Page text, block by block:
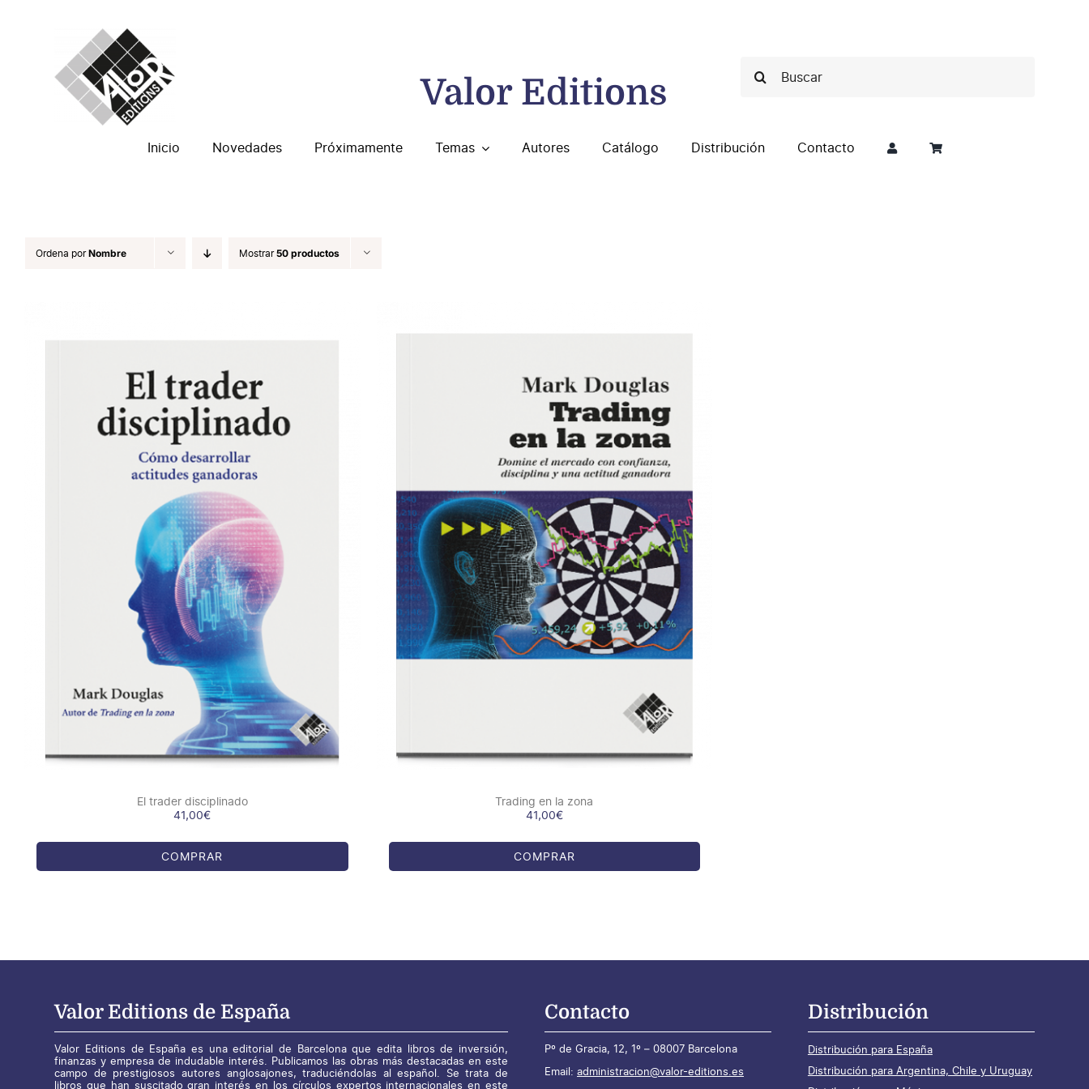
Valor Editions
Inicio Novedades Próximamente Temas Autores Catálogo Distribución Contacto
Ordena porNombre Mostrar50 productos
COMPRAR / DETALLES
El trader disciplinado
41,00€
COMPRAR
COMPRAR / DETALLES
Trading en la zona
41,00€
COMPRAR
Valor Editions de España
Valor Editions de España es una editorial de Barcelona que edita libros de inversión,
finanzas y empresa de indudable interés. Publicamos las obras más destacadas en este
campo de prestigiosos autores anglosajones, traduciéndolas al español. Se trata de
libros que han suscitado gran interés en los círculos expertos internacionales en este
Contacto
Pº de Gracia, 12, 1º – 08007 Barcelona
Email: administracion@valor-editions.es
Distribución
Distribución para España
Distribución para Argentina, Chile y Uruguay